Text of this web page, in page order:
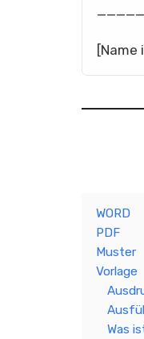
[Name
WORD
PDF
Muster
Vorlage
Was